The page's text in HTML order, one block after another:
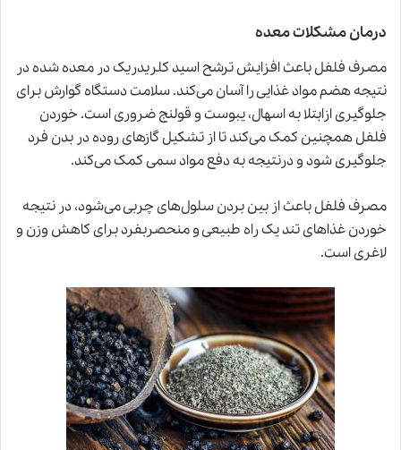
درمان مشکلات معده
مصرف فلفل باعث افزایش ترشح اسید کلریدریک در معده شده در
نتیجه هضم مواد غذایی را آسان می‌کند. سلامت دستگاه گوارش برای
جلوگیری ازابتلا به اسهال، یبوست و قولنج ضروری است. خوردن
فلفل همچنین کمک می‌کند تا از تشکیل گازهای روده در بدن فرد
جلوگیری شود و درنتیجه به دفع مواد سمی کمک می‌کند.
مصرف فلفل باعث از بین بردن سلول‌های چربی می‌شود، در نتیجه
خوردن غذاهای تند یک راه طبیعی و منحصربفرد برای کاهش وزن و
لاغری است.